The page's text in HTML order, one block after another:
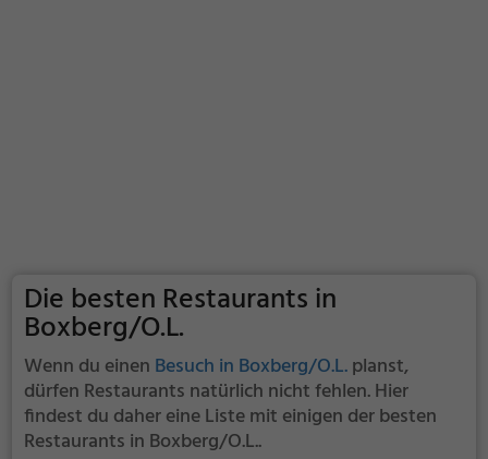
Die besten Restaurants in
Boxberg/O.L.
Wenn du einen Besuch in Boxberg/O.L.planst,
dürfen Restaurants natürlich nicht fehlen. Hier
findest du daher eine Liste mit einigen der besten
Restaurants in Boxberg/O.L..